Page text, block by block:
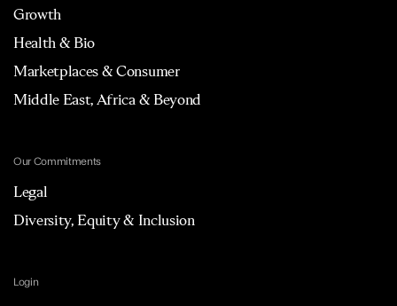
Growth
Health & Bio
Marketplaces & Consumer
Middle East, Africa & Beyond
Our Commitments
Legal
Diversity, Equity & Inclusion
Login